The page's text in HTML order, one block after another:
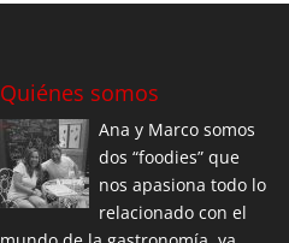
Quiénes somos
Ana y Marco somos
dos “foodies” que
nos apasiona todo lo
relacionado con el